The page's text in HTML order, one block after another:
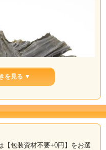
を見る ▼
【包装資材不要+0円】をお選